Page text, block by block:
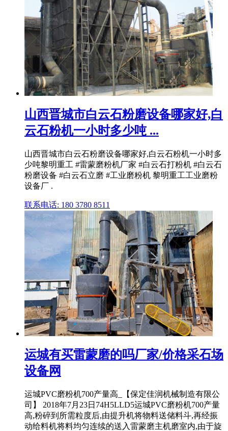
山西晋城市白云石粉磨设备哪家好,白
云石粉机一小时多少吨 ...
山西晋城市白云石粉磨设备哪家好,白云石粉机一小时多
少吨黎明重工 #雷蒙磨粉机厂家 #白云石打粉机 #白云石
粉磨设备 #白云石立磨 #工业磨粉机 黎明重工工业磨粉
设备厂 .
联系电话: 180 3780 8511
运城有买雷蒙磨的吗厂家/价格采石场
设备网
运城PVC磨粉机700产量高_【保定佳润机械制造有限公
司】 2018年7月23日74H5LLD5运城PVC磨粉机700产量
高,粉碎到所需粒度后,由提升机将物料送储料斗,再经振
动给料机将料均匀连续的送入雷蒙磨主机磨室内,由于旋